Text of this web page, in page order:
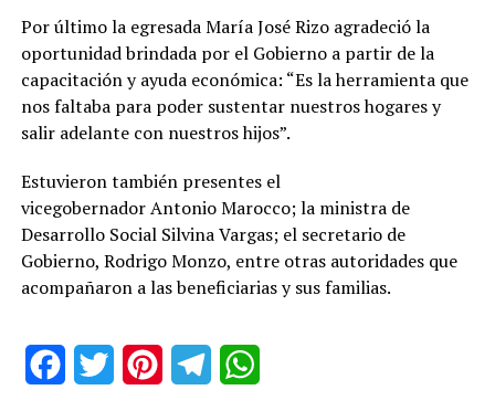
Por último la egresada María José Rizo agradeció la
oportunidad brindada por el Gobierno a partir de la
capacitación y ayuda económica: “Es la herramienta que
nos faltaba para poder sustentar nuestros hogares y
salir adelante con nuestros hijos”.
Estuvieron también presentes el
vicegobernador Antonio Marocco; la ministra de
Desarrollo Social Silvina Vargas; el secretario de
Gobierno, Rodrigo Monzo, entre otras autoridades que
acompañaron a las beneficiarias y sus familias.
FacebookTwitter PinterestTelegram